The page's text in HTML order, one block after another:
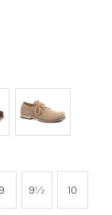
9 9½ 10